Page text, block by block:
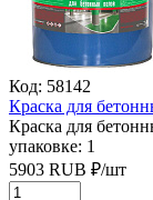
Код: 58142
Краска для
Краска для
упаковке: 1
5903 RUB ₽/шт